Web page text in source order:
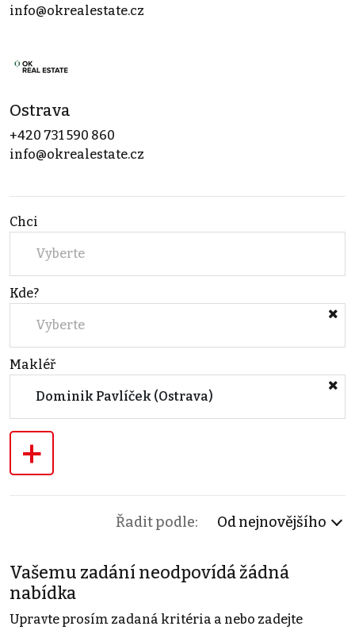
info@okrealestate.cz
Ostrava
+420 731 590 860
info@okrealestate.cz
Chci
Vyberte
Kde?
Vyberte
Makléř
Dominik Pavlíček (Ostrava)
+
Řadit podle: Od nejnovějšího
Vašemu zadání neodpovídá žádná
nabídka
Upravte prosím zadaná kritéria a nebo zadejte